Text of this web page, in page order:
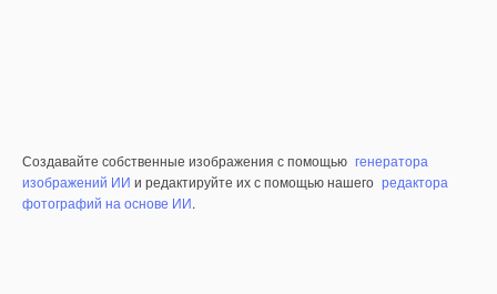
Создавайте собственные изображения с помощью генератора
изображений ИИ и редактируйте их с помощью нашего редактора
фотографий на основе ИИ.